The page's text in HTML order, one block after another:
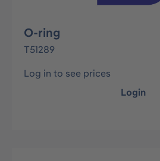
O-ring
T51289
Log in to see prices
Login